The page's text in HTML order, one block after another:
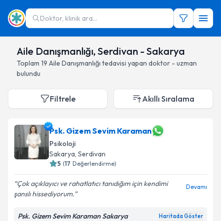
Doktor, klinik ara...
Aile Danışmanlığı, Serdivan - Sakarya
Toplam 19 Aile Danışmanlığı tedavisi yapan doktor - uzman
bulundu
Filtrele Akıllı Sıralama
Psk. Gizem Sevim Karaman
Psikoloji
Sakarya, Serdivan
5 (17 Değerlendirme)
Çok açıklayıcı ve rahatlatıcı tanıdığım için kendimi
şanslı hissediyorum.
Devamı
Psk. Gizem Sevim Karaman Sakarya Haritada Göster